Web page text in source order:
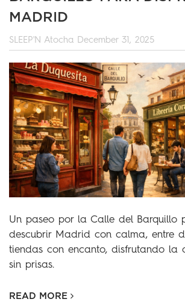
MADRID
SLEEP'N Atocha December 31, 2025
Un paseo por la Calle del Barquillo
descubrir Madrid con calma, entre
tiendas con encanto, disfrutando la
sin prisas.
READ MORE